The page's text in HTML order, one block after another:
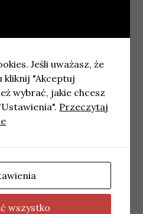
help.
Jeśli uważasz, że
"Akceptuj
wybrać, jakie chcesz
Przeczytaj
wszystko